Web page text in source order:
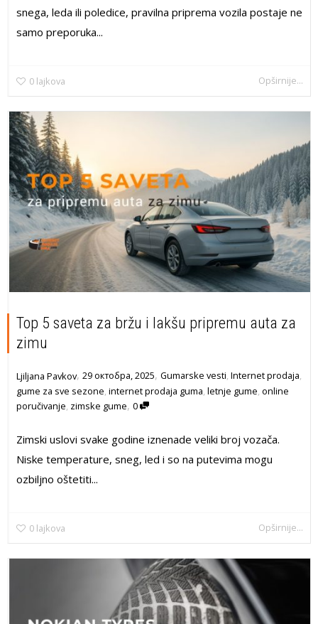
snega, leda ili poledice, pravilna priprema vozila postaje ne
samo preporuka...
0 lajkova Opširnije...
Top 5 saveta za bržu i lakšu pripremu auta za
zimu
Ljiljana Pavkov, 29 октобра, 2025, Gumarske vesti, Internet prodaja,
gume za sve sezone, internet prodaja guma, letnje gume, online
poručivanje, zimske gume, 0
Zimski uslovi svake godine iznenade veliki broj vozača.
Niske temperature, sneg, led i so na putevima mogu
ozbiljno oštetiti...
0 lajkova Opširnije...